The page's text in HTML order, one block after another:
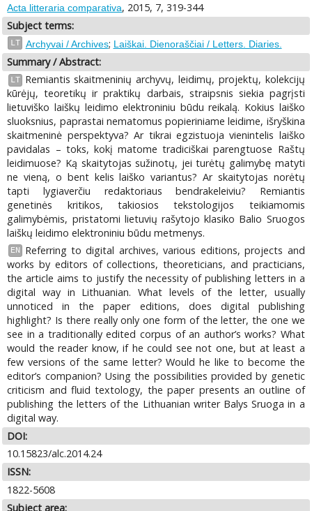
Acta litteraria comparativa, 2015, 7, 319-344
Subject terms:
LT Archyvai / Archives; Laiškai. Dienoraščiai / Letters. Diaries.
Summary / Abstract:
LT
Remiantis skaitmeninių archyvų, leidimų, projektų, kolekcijų
kūrėjų, teoretikų ir praktikų darbais, straipsnis siekia pagrįsti
lietuviško laiškų leidimo elektroniniu būdu reikalą. Kokius laiško
sluoksnius, paprastai nematomus popieriniame leidime, išryškina
skaitmeninė perspektyva? Ar tikrai egzistuoja vienintelis laiško
pavidalas – toks, kokį matome tradiciškai parengtuose Raštų
leidimuose? Ką skaitytojas sužinotų, jei turėtų galimybę matyti
ne vieną, o bent kelis laiško variantus? Ar skaitytojas norėtų
tapti lygiaverčiu redaktoriaus bendrakeleiviu? Remiantis
genetinės kritikos, takiosios tekstologijos teikiamomis
galimybėmis, pristatomi lietuvių rašytojo klasiko Balio Sruogos
laiškų leidimo elektroniniu būdu metmenys.
EN
Referring to digital archives, various editions, projects and
works by editors of collections, theoreticians, and practicians,
the article aims to justify the necessity of publishing letters in a
digital way in Lithuanian. What levels of the letter, usually
unnoticed in the paper editions, does digital publishing
highlight? Is there really only one form of the letter, the one we
see in a traditionally edited corpus of an author’s works? What
would the reader know, if he could see not one, but at least a
few versions of the same letter? Would he like to become the
editor’s companion? Using the possibilities provided by genetic
criticism and fluid textology, the paper presents an outline of
publishing the letters of the Lithuanian writer Balys Sruoga in a
digital way.
DOI:
10.15823/alc.2014.24
ISSN:
1822-5608
Subject area: